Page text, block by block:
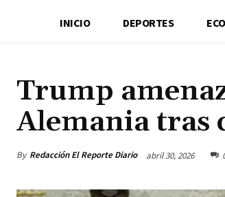
INICIO DEPORTES
Trump
Alemania tras
By Redacción El Reporte Diario abril 30, 2026